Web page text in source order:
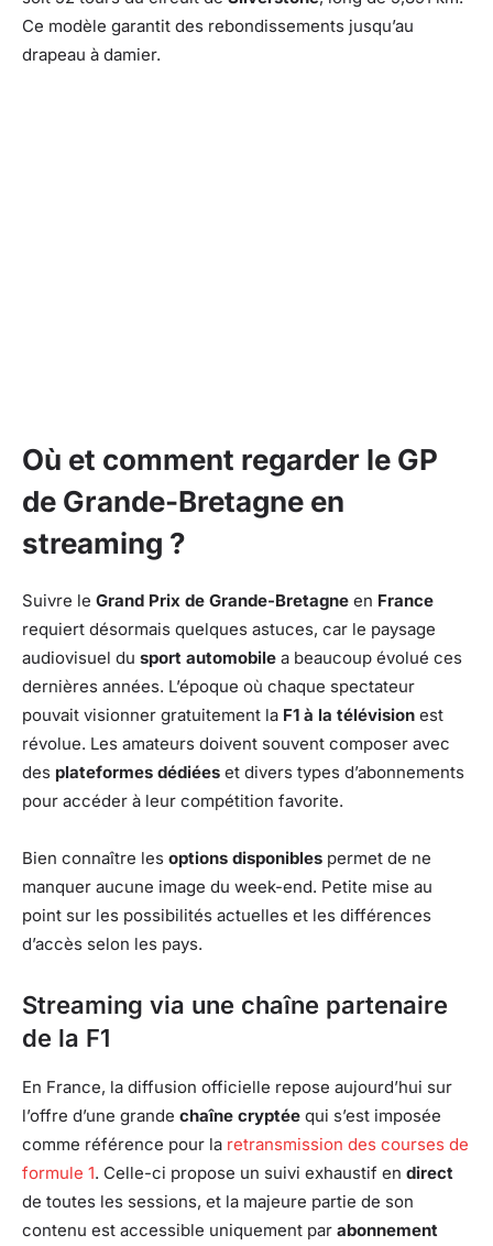
Ce modèle garantit des rebondissements jusqu’au
drapeau à damier.
Où et comment regarder le GP
de Grande-Bretagne en
streaming ?
Suivre le Grand Prix de Grande-Bretagne en France
requiert désormais quelques astuces, car le paysage
audiovisuel du sport automobile a beaucoup évolué ces
dernières années. L’époque où chaque spectateur
pouvait visionner gratuitement la F1 à la télévision est
révolue. Les amateurs doivent souvent composer avec
des plateformes dédiées et divers types d’abonnements
pour accéder à leur compétition favorite.
Bien connaître les options disponibles permet de ne
manquer aucune image du week-end. Petite mise au
point sur les possibilités actuelles et les différences
d’accès selon les pays.
Streaming via une chaîne partenaire
de la F1
En France, la diffusion officielle repose aujourd’hui sur
l’offre d’une grande chaîne cryptée qui s’est imposée
comme référence pour la retransmission des courses de
formule 1. Celle-ci propose un suivi exhaustif en direct
de toutes les sessions, et la majeure partie de son
contenu est accessible uniquement par abonnement